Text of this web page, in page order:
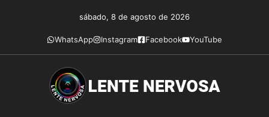
conteúdo
sábado, 8 de agosto de 2026
WhatsApp Instagram Facebook YouTube